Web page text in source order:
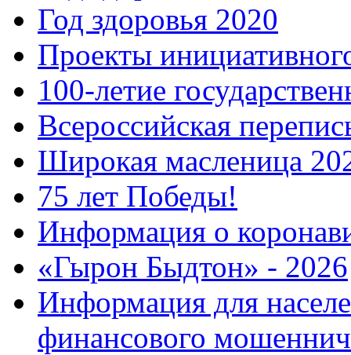
Год здоровья 2020
Проекты
100-летие
Всероссийская
Широкая масленица
75 лет Победы!
Информация о
«Гырон Быдтон» - 2026
Информация для
финансового